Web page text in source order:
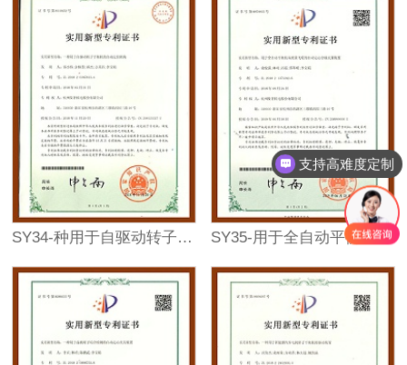
SY34-种用于自驱动转子平衡机的自动定位机构 SY35-用于全自动平衡机双质量飞轮的自动定心分级夹紧装置
支持高难度定制
咨询：18069873023